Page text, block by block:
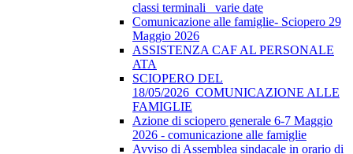
classi terminali_ varie date
Comunicazione alle famiglie- Sciopero 29
Maggio 2026
ASSISTENZA CAF AL PERSONALE
ATA
SCIOPERO DEL
18/05/2026_COMUNICAZIONE ALLE
FAMIGLIE
Azione di sciopero generale 6-7 Maggio
2026 - comunicazione alle famiglie
Avviso di Assemblea sindacale in orario di